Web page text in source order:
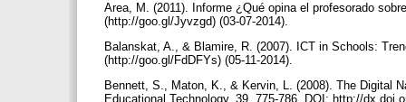
Area, M. (2011). Informe ¿Qué opina el profesorado
(http://goo.gl/Jyvzgd) (03-07-2014).
Balanskat, A., & Blamire, R. (2007). ICT in Schools:
(http://goo.gl/FdDFYs) (05-11-2014).
Bennett, S., Maton, K., & Kervin, L. (2008). The Digital
Educational Technology, 39, 775-786. DOI: http://